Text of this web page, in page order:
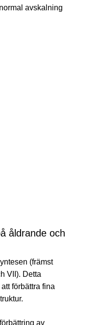
avskalning
åldrande och
(främst
VII). Detta
förbättra fina
av